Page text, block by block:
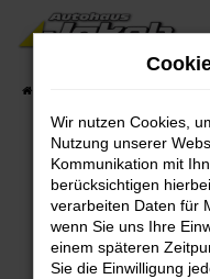
Zum
Hauptinhalt
Fehler:
Beim Laden ist ein
Hier sind ein paar
Wir nutzen Cookies,
Nutzung unserer
Kommunikation mit
berücksichtigen
verarbeiten Daten für
wenn Sie uns Ihre
einem späteren
Sie die Einwilligung